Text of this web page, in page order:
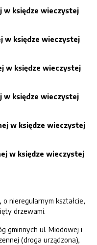
w księdze wieczystej
w księdze wieczystej
w księdze wieczystej
w księdze wieczystej
w księdze wieczystej
w księdze wieczystej
nieregularnym kształcie,
drzewami.
gminnych ul. Miodowej i
(droga urządzona),